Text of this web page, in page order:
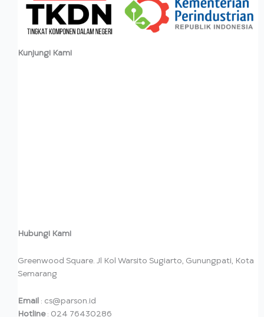
Kunjungi Kami
Hubungi Kami
Greenwood Square. Jl Kol Warsito Sugiarto, Gunungpati, Kota
Semarang
Email : cs@parson.id
Hotline: 024 76430286